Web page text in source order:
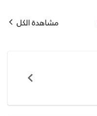
مشاهدة الكل